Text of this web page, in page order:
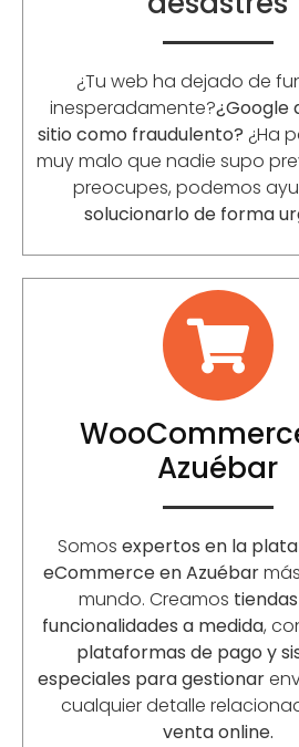
¿Tu web ha dejado de
inesperadamente?¿Google
sitio como fraudulento? ¿Ha
muy malo que nadie supo
preocupes, podemos
solucionarlo de forma
Azuébar
Somos expertos en la
eCommerce en Azuébar
mundo. Creamos
funcionalidades a medida,
plataformas de pago y
especiales para gestionar
cualquier detalle
venta online.